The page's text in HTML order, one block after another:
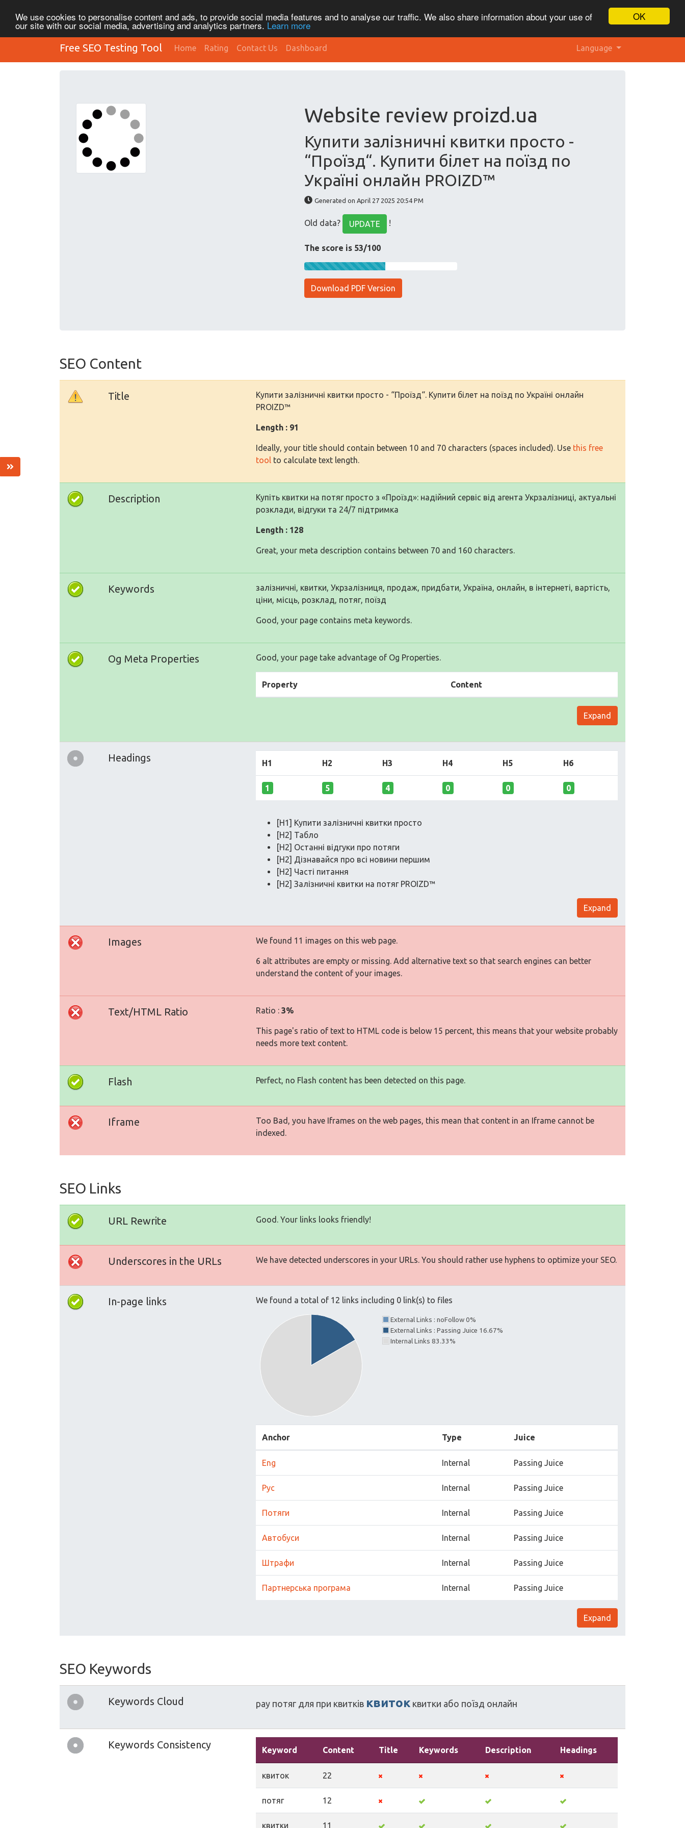
OK
We use cookies to personalise content and ads, to provide social media features and to analyse our traffic. We also share information about your use of
our site with our social media, advertising and analytics partners. Learn more
Free SEO Testing Tool Home Rating Contact Us Dashboard Language
Website review proizd.ua
Купити залізничні квитки просто -
“Проїзд“. Купити білет на поїзд по
Україні онлайн PROIZD™
Generated on April 27 2025 20:54 PM
Old data? UPDATE !
The score is 53/100
Download PDF Version
SEO Content
Title
Купити залізничні квитки просто - “Проїзд“. Купити білет на поїзд по Україні онлайн
PROIZD™
Length : 91
Ideally, your title should contain between 10 and 70 characters (spaces included). Use this free
tool to calculate text length.
Description
Купіть квитки на потяг просто з «Проїзд»: надійний сервіс від агента Укрзалізниці, актуальні
розклади, відгуки та 24/7 підтримка
Length : 128
Great, your meta description contains between 70 and 160 characters.
Keywords
залізничні, квитки, Укрзалізниця, продаж, придбати, Україна, онлайн, в інтернеті, вартість,
ціни, місць, розклад, потяг, поїзд
Good, your page contains meta keywords.
Og Meta Properties Good, your page take advantage of Og Properties.
Property Content
Expand
Headings H1 H2 H3 H4 H5 H6
1 5 4 0 0 0
[H1] Купити залізничні квитки просто
[H2] Табло
[H2] Останні відгуки про потяги
[H2] Дізнавайся про всі новини першим
[H2] Часті питання
[H2] Залізничні квитки на потяг PROIZD™
Expand
Images We found 11 images on this web page.
6 alt attributes are empty or missing. Add alternative text so that search engines can better
understand the content of your images.
Text/HTML Ratio Ratio : 3%
This page's ratio of text to HTML code is below 15 percent, this means that your website probably
needs more text content.
Flash Perfect, no Flash content has been detected on this page.
Iframe
Too Bad, you have Iframes on the web pages, this mean that content in an Iframe cannot be
indexed.
SEO Links
URL Rewrite Good. Your links looks friendly!
Underscores in the URLs We have detected underscores in your URLs. You should rather use hyphens to optimize your SEO.
In-page links We found a total of 12 links including 0 link(s) to files
External Links : noFollow 0%
External Links : Passing Juice 16.67%
Internal Links 83.33%
Anchor Type Juice
Eng Internal Passing Juice
Рус Internal Passing Juice
Потяги Internal Passing Juice
Автобуси Internal Passing Juice
Штрафи Internal Passing Juice
Партнерська програма Internal Passing Juice
Expand
SEO Keywords
Keywords Cloud pay потяг для при квитків квиток квитки або поїзд онлайн
Keywords Consistency Keyword Content Title Keywords Description Headings
квиток 22
потяг 12
квитки 11